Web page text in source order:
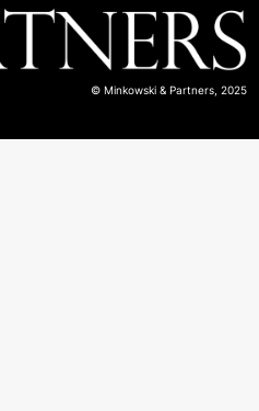
© Minkowski & Partners, 2025